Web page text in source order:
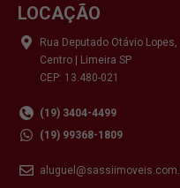
LOCAÇÃO
Rua Deputado Otávio Lopes,
Centro | Limeira SP
CEP: 13.480-021
(19) 3404-4499
(19) 99368-1809